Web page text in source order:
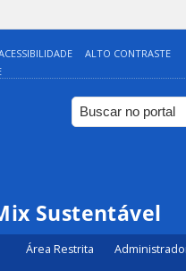
Simplifique!
Comunica BR
Participe
ALTO CONTRASTE
Sustentável
Área Restrita